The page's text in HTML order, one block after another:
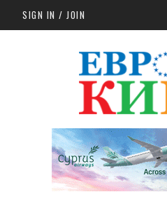
Skip to main content
SIGN IN / JOIN